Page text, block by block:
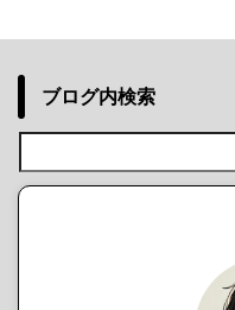
ブログ内検索